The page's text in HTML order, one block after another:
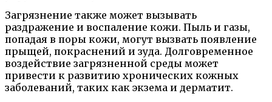
Загрязнение также может вызывать
раздражение и воспаление кожи. Пыль и газы,
попадая в поры кожи, могут вызвать появление
прыщей, покраснений и зуда. Долговременное
воздействие загрязненной среды может
привести к развитию хронических кожных
заболеваний, таких как экзема и дерматит.